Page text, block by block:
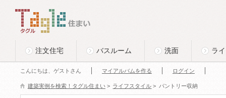
Tagle タグル 住まい
注文住宅 バスルーム 洗面 ラ
こんにちは、ゲストさん マイアルバムを作る ログイン
建築実例を検索！タグル住まい > ライフスタイル > パントリー収納